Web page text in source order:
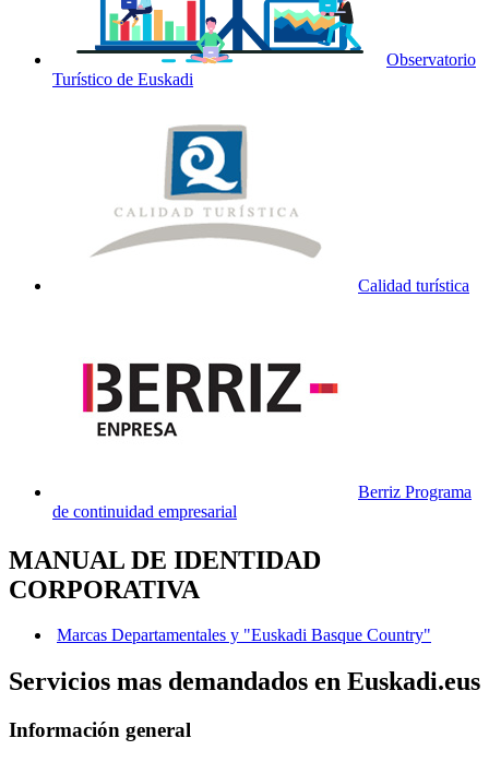
Observatorio
Turístico de Euskadi
Calidad turística
Berriz Programa
de continuidad empresarial
MANUAL DE IDENTIDAD
CORPORATIVA
Marcas Departamentales y "Euskadi Basque Country"
Servicios mas demandados en Euskadi.eus
Información general